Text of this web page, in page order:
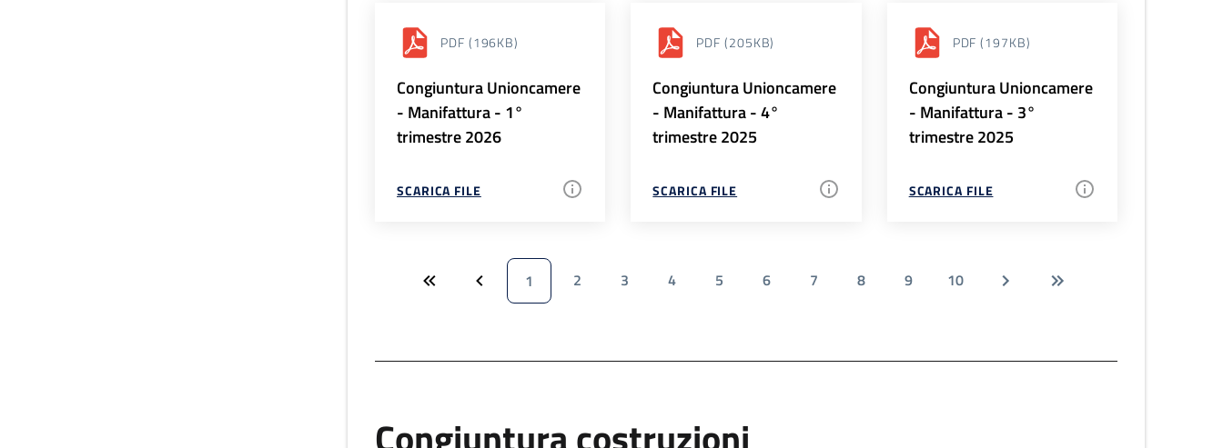
PDF (196KB)
Congiuntura Unioncamere
- Manifattura - 1°
trimestre 2026
SCARICA FILE
PDF (205KB)
Congiuntura Unioncamere
- Manifattura - 4°
trimestre 2025
SCARICA FILE
PDF (197KB)
Congiuntura Unioncamere
- Manifattura - 3°
trimestre 2025
SCARICA FILE
1 2 3 4 5 6 7 8 9 10